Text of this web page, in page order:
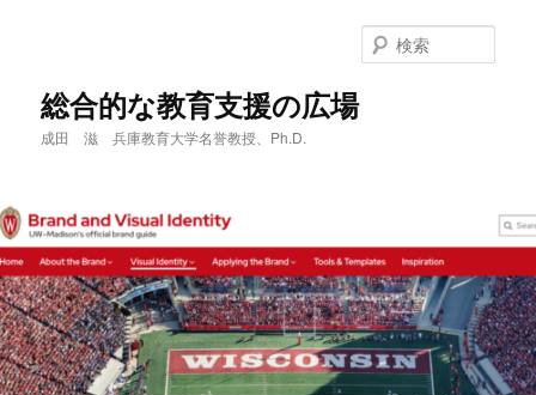
へ
移
動
移
動
総合的な教育支援の広場
成田 滋 兵庫教育大学名誉教授、Ph.D.
索